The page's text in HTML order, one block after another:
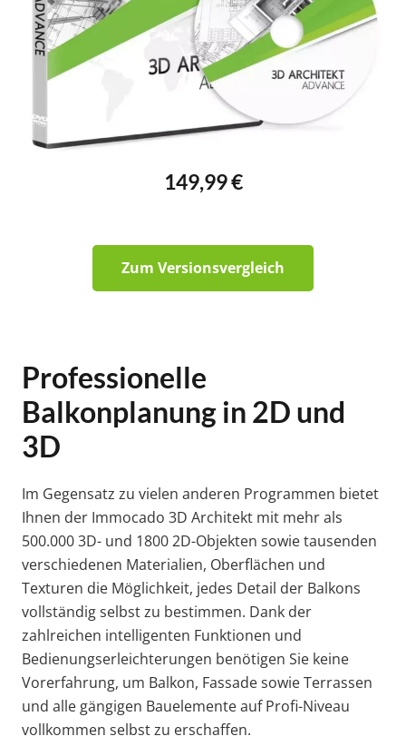
149,99 €
Zum Versionsvergleich
Professionelle
Balkonplanung in 2D und
3D
Im Gegensatz zu vielen anderen Programmen bietet
Ihnen der Immocado 3D Architekt mit mehr als
500.000 3D- und 1800 2D-Objekten sowie tausenden
verschiedenen Materialien, Oberflächen und
Texturen die Möglichkeit, jedes Detail der Balkons
vollständig selbst zu bestimmen. Dank der
zahlreichen intelligenten Funktionen und
Bedienungserleichterungen benötigen Sie keine
Vorerfahrung, um Balkon, Fassade sowie Terrassen
und alle gängigen Bauelemente auf Profi-Niveau
vollkommen selbst zu erschaffen.